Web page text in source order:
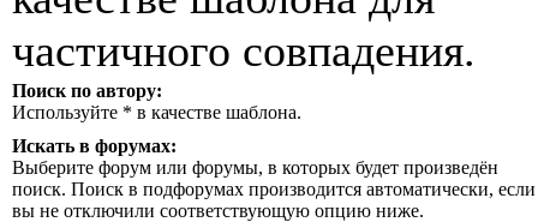
частичного совпадения.
Поиск по автору:
Используйте * в качестве шаблона.
Искать в форумах:
Выберите форум или форумы, в которых будет произведён
поиск. Поиск в подфорумах производится автоматически, если
вы не отключили соответствующую опцию ниже.